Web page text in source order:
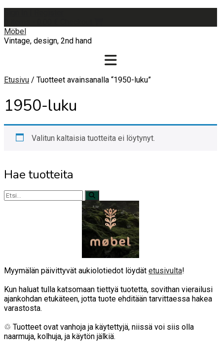
content
Möbel
Vintage, design, 2nd hand
Etusivu / Tuotteet avainsanalla “1950-luku”
1950-luku
Valitun kaltaisia tuotteita ei löytynyt.
Hae tuotteita
Myymälän päivittyvät aukiolotiedot löydät etusivulta!
Kun haluat tulla katsomaan tiettyä tuotetta, sovithan vierailusi
ajankohdan etukäteen, jotta tuote ehditään tarvittaessa hakea
varastosta.
♲ Tuotteet ovat vanhoja ja käytettyjä, niissä voi siis olla
naarmuja, kolhuja, ja käytön jälkiä.